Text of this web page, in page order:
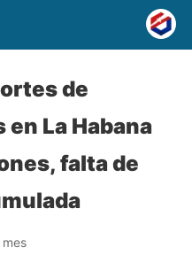
de
La Habana
falta de
mes